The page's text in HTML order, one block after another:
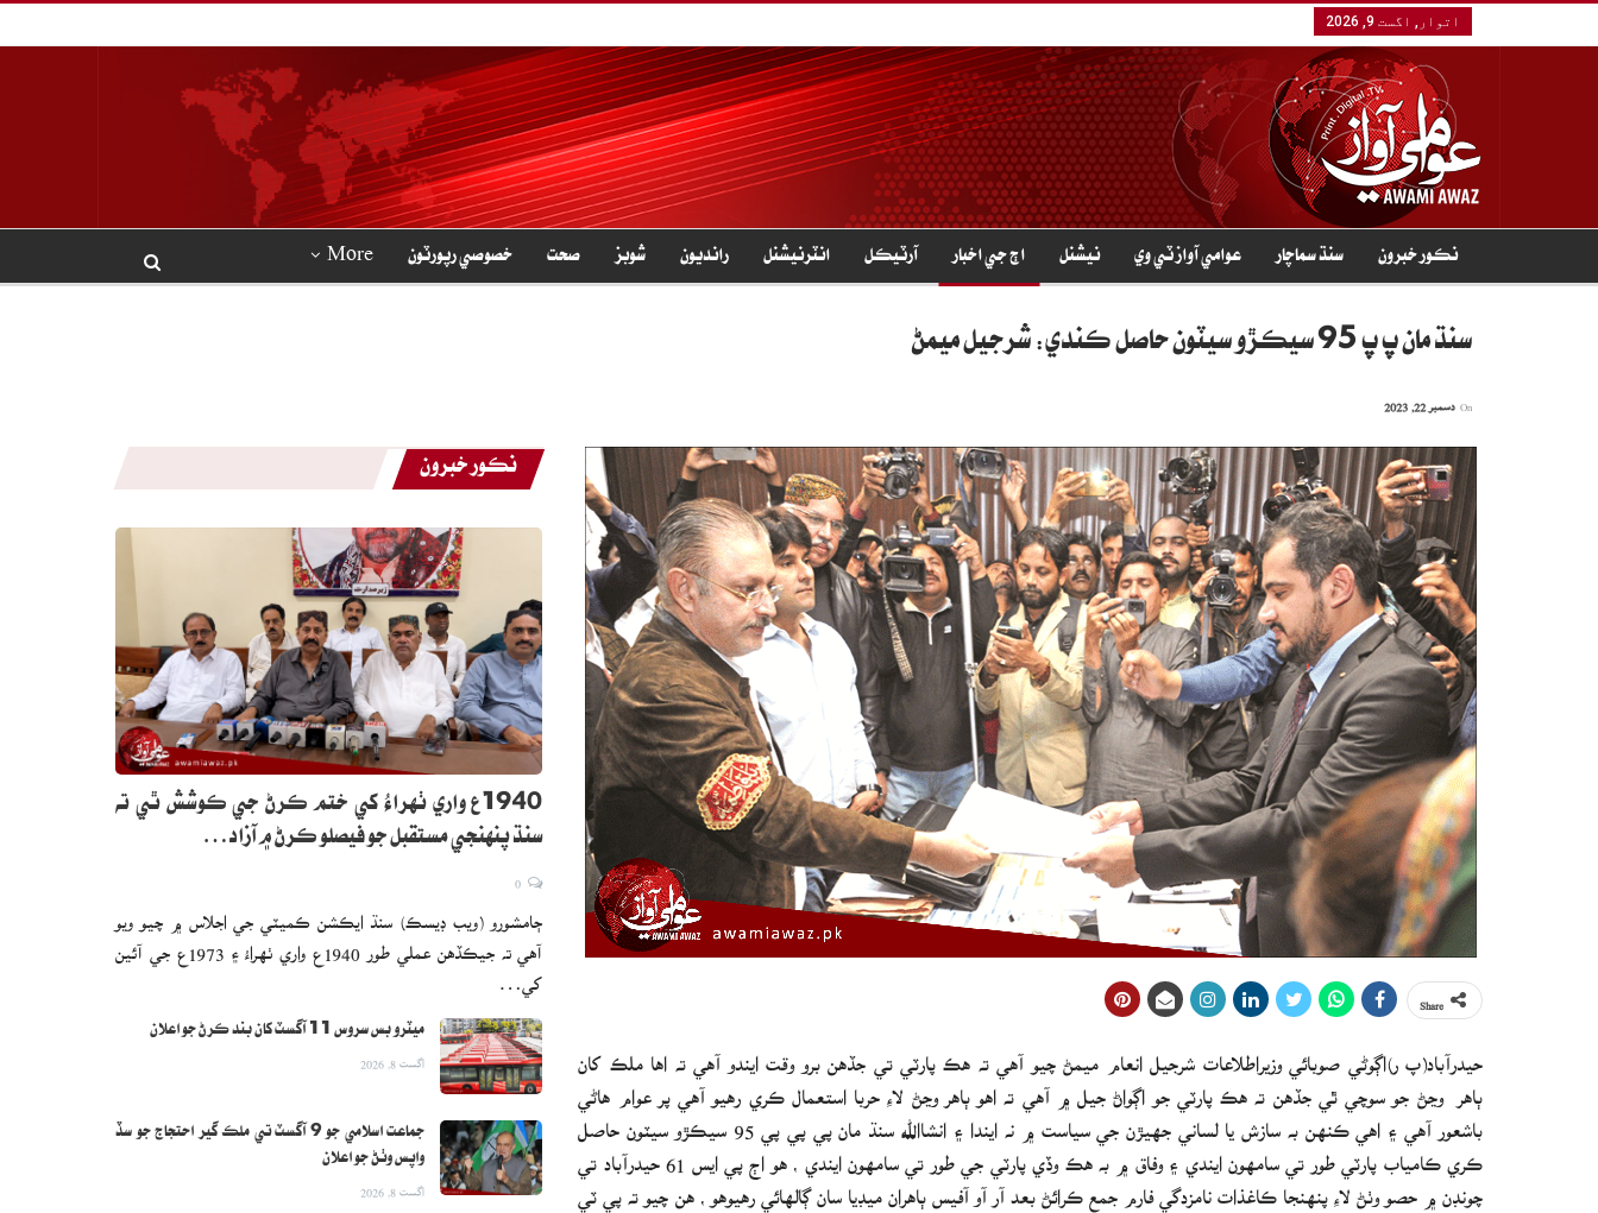
اتوار, اگست 9, 2026
نڪور خبرون سنڌ سماچار عوامي آواز ٽي وي نيشنل اڄ جي اخبار آرٽيڪل انٽرنيشنل رانديون شوبز صحت خصوصي رپورٽون More
سنڌ مان پ پ 95 سيڪڙو سيٽون حاصل ڪندي: شرجيل ميمڻ
حيدرآباد(پ ر)اڳوڻي صوبائي وزيراطلاعات شرجيل انعام ميمڻ چيو آهي ته هڪ پارٽي تي جڏهن برو وقت ايندو آهي ته اها ملڪ کان
ٻاهر وڃڻ جو سوچي ٿي جڏهن ته هڪ پارٽي جو اڳواڻ جيل ۾ آهي ته اهو ٻاهر وڃڻ لاءِ حربا استعمال ڪري رهيو آهي پر عوام هاڻي
باشعور آهي ۽ اهي ڪنهن به سازش يا لساني جهيڙن جي سياست ۾ نه ايندا ۽ انشاالله سنڌ مان پي پي پي 95 سيڪڙو سيٽون حاصل
ڪري ڪامياب پارٽي طور تي سامهون ايندي ۽ وفاق ۾ به هڪ وڏي پارٽي جي طور تي سامهون ايندي ، هو اڄ پي ايس 61 حيدرآباد تي
چونڊن ۾ حصو وٺڻ لاءِ پنهنجا ڪاغذات نامزدگي فارم جمع ڪرائڻ بعد آر آو آفيس ٻاهران ميڊيا سان ڳالهائي رهيوهو ، هن چيو ته پي ٽي
نڪور خبرون
1940ع واري ٺهراءُ کي ختم ڪرڻ جي ڪوشش ٿي ته
سنڌ پنهنجي مستقبل جو فيصلو ڪرڻ ۾ آزاد…
ڄامشورو (ويب ڊيسڪ) سنڌ ايڪشن ڪميٽي جي اجلاس ۾ چيو ويو
آهي ته جيڪڏهن عملي طور 1940ع واري ٺهراءُ ۽ 1973ع جي آئين
کي…
ميٽرو بس سروس 11 آگسٽ کان بند ڪرڻ جو اعلان
اگست 8, 2026
جماعت اسلامي جو 9 آگسٽ تي ملڪ گير احتجاج جو سڏ
واپس وٺڻ جو اعلان
اگست 8, 2026